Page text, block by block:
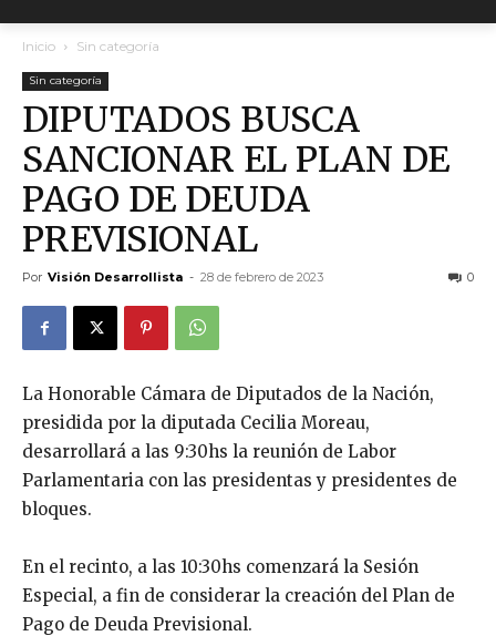
Inicio Sin categoría
Sin categoría
DIPUTADOS BUSCA
SANCIONAR EL PLAN DE
PAGO DE DEUDA
PREVISIONAL
Por Visión Desarrollista - 28 de febrero de 2023 0
La Honorable Cámara de Diputados de la Nación,
presidida por la diputada Cecilia Moreau,
desarrollará a las 9:30hs la reunión de Labor
Parlamentaria con las presidentas y presidentes de
bloques.
En el recinto, a las 10:30hs comenzará la Sesión
Especial, a fin de considerar la creación del Plan de
Pago de Deuda Previsional.